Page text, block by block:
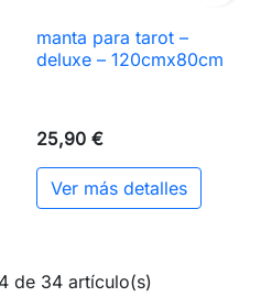
manta para tarot –
deluxe – 120cmx80cm
25,90 €
Ver más detalles
de 34 artículo(s)